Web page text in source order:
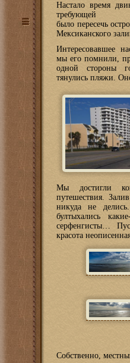
Настало время
требующей
было пересечь
Мексиканского
Интересовавшее
мы его помнили,
одной стороны
тянулись пляжи.
Мы достигли
путешествия.
никуда не
бултыхались
серфенгисты…
красота
Собственно,